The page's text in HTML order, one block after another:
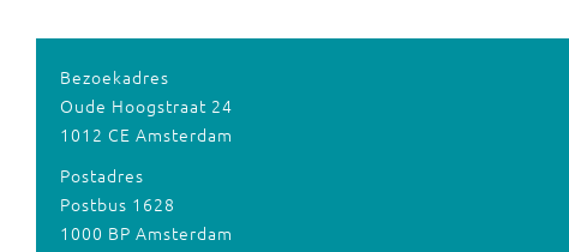
Bezoekadres
Oude Hoogstraat 24
1012 CE Amsterdam
Postadres
Postbus 1628
1000 BP Amsterdam